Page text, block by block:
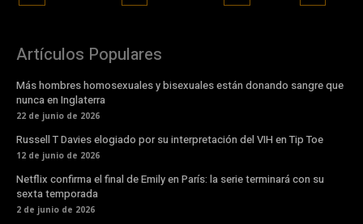
Artículos Populares
Más hombres homosexuales y bisexuales están donando sangre que
nunca en Inglaterra
22 de junio de 2026
Russell T Davies elogiado por su interpretación del VIH en Tip Toe
12 de junio de 2026
Netflix confirma el final de Emily en París: la serie terminará con su
sexta temporada
2 de junio de 2026